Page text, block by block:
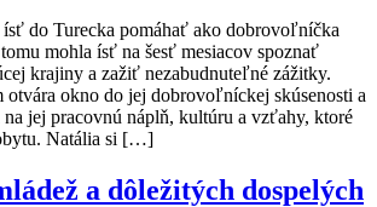
do Turecka pomáhať ako dobrovoľníčka
mohla ísť na šesť mesiacov spoznať
krajiny a zažiť nezabudnuteľné zážitky.
otvára okno do jej dobrovoľníckej skúsenosti a
jej pracovnú náplň, kultúru a vzťahy, ktoré
Natália si […]
a dôležitých dospelých